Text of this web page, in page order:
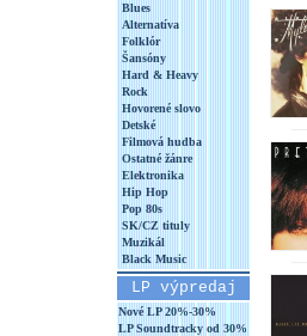
Blues
Alternatíva
Folklór
Šansóny
Hard & Heavy
Rock
Hovorené slovo
Detské
Filmová hudba
Ostatné žánre
Elektronika
Hip Hop
Pop 80s
SK/CZ tituly
Muzikál
Black Music
LP výpredaj
Nové LP 20%-30%
LP Soundtracky od 30%